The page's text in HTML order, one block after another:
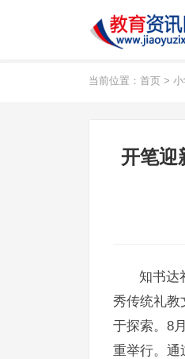
当前位置： 首页 >
开笔迎
知书达
秀传统礼教
于探索。8
重举行。通